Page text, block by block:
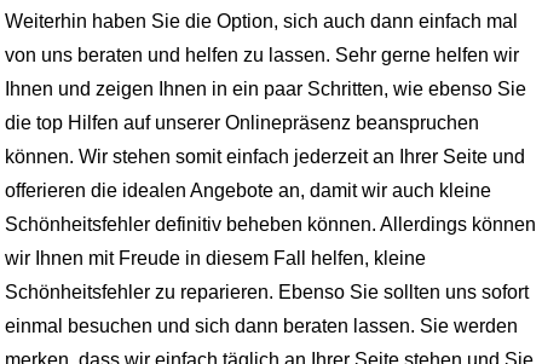
Weiterhin haben Sie die Option, sich auch dann einfach mal
von uns beraten und helfen zu lassen. Sehr gerne helfen wir
Ihnen und zeigen Ihnen in ein paar Schritten, wie ebenso Sie
die top Hilfen auf unserer Onlinepräsenz beanspruchen
können. Wir stehen somit einfach jederzeit an Ihrer Seite und
offerieren die idealen Angebote an, damit wir auch kleine
Schönheitsfehler definitiv beheben können. Allerdings können
wir Ihnen mit Freude in diesem Fall helfen, kleine
Schönheitsfehler zu reparieren. Ebenso Sie sollten uns sofort
einmal besuchen und sich dann beraten lassen. Sie werden
merken, dass wir einfach täglich an Ihrer Seite stehen und Sie